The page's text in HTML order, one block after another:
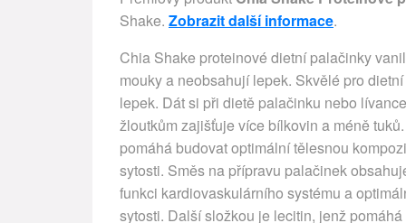
Shake. Zobrazit další informace.
Chia Shake proteinové dietní palačinky
mouky a neobsahují lepek. Skvělé pro
lepek. Dát si při dietě palačinku nebo
žloutkům zajišťuje více bílkovin a méně
pomáhá budovat optimální tělesnou
sytosti. Směs na přípravu palačinek
funkci kardiovaskulárního systému a
sytosti. Další složkou je lecitin, jenž